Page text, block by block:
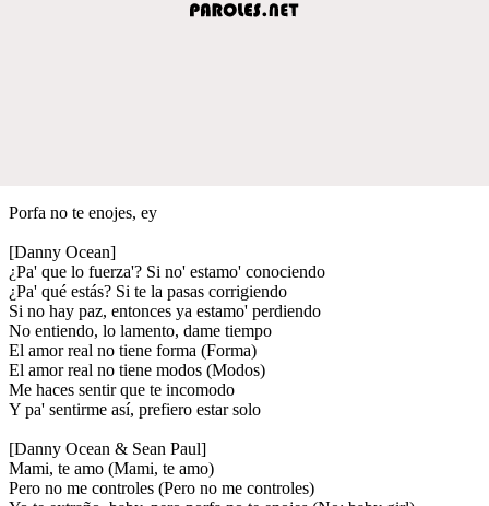
Porfa no te enojes, ey
[Danny Ocean]
¿Pa' que lo fuerza'? Si no' estamo' conociendo
¿Pa' qué estás? Si te la pasas corrigiendo
Si no hay paz, entonces ya estamo' perdiendo
No entiendo, lo lamento, dame tiempo
El amor real no tiene forma (Forma)
El amor real no tiene modos (Modos)
Me haces sentir que te incomodo
Y pa' sentirme así, prefiero estar solo
[Danny Ocean & Sean Paul]
Mami, te amo (Mami, te amo)
Pero no me controles (Pero no me controles)